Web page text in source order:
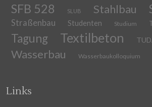
SFB 528 SLUB Stahlbau
Straßenbau Studenten Studium
Tagung Textilbeton
Wasserbau Wasserbaukolloquium
Links